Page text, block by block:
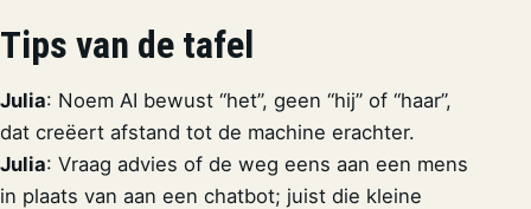
Tips van de tafel
Julia: Noem AI bewust “het”, geen “hij” of “haar”,
dat creëert afstand tot de machine erachter.
Julia: Vraag advies of de weg eens aan een mens
in plaats van aan een chatbot; juist die kleine